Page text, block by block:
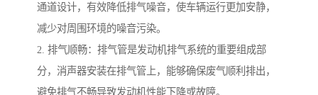
通道设计，有效降低排气噪音，使车辆运行更加安静，
减少对周围环境的噪音污染。
2. 排气顺畅：排气管是发动机排气系统的重要组成部
分，消声器安装在排气管上，能够确保废气顺利排出，
避免排气不畅导致发动机性能下降或故障。